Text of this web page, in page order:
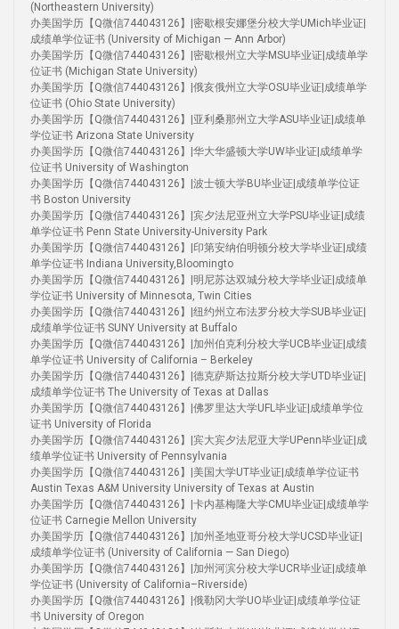
(Northeastern University)
办美国学历【Q微信744043126】|密歇根安娜堡分校大学UMich毕业证|
成绩单学位证书 (University of Michigan — Ann Arbor)
办美国学历【Q微信744043126】|密歇根州立大学MSU毕业证|成绩单学
位证书 (Michigan State University)
办美国学历【Q微信744043126】|俄亥俄州立大学OSU毕业证|成绩单学
位证书 (Ohio State University)
办美国学历【Q微信744043126】|亚利桑那州立大学ASU毕业证|成绩单
学位证书 Arizona State University
办美国学历【Q微信744043126】|华大华盛顿大学UW毕业证|成绩单学
位证书 University of Washington
办美国学历【Q微信744043126】|波士顿大学BU毕业证|成绩单学位证
书 Boston University
办美国学历【Q微信744043126】|宾夕法尼亚州立大学PSU毕业证|成绩
单学位证书 Penn State University-University Park
办美国学历【Q微信744043126】|印第安纳伯明顿分校大学毕业证|成绩
单学位证书 Indiana University,Bloomingto
办美国学历【Q微信744043126】|明尼苏达双城分校大学毕业证|成绩单
学位证书 University of Minnesota, Twin Cities
办美国学历【Q微信744043126】|纽约州立布法罗分校大学SUB毕业证|
成绩单学位证书 SUNY University at Buffalo
办美国学历【Q微信744043126】|加州伯克利分校大学UCB毕业证|成绩
单学位证书 University of California – Berkeley
办美国学历【Q微信744043126】|德克萨斯达拉斯分校大学UTD毕业证|
成绩单学位证书 The University of Texas at Dallas
办美国学历【Q微信744043126】|佛罗里达大学UFL毕业证|成绩单学位
证书 University of Florida
办美国学历【Q微信744043126】|宾大宾夕法尼亚大学UPenn毕业证|成
绩单学位证书 University of Pennsylvania
办美国学历【Q微信744043126】|美国大学UT毕业证|成绩单学位证书
Austin Texas A&M University University of Texas at Austin
办美国学历【Q微信744043126】|卡内基梅隆大学CMU毕业证|成绩单学
位证书 Carnegie Mellon University
办美国学历【Q微信744043126】|加州圣地亚哥分校大学UCSD毕业证|
成绩单学位证书 (University of California — San Diego)
办美国学历【Q微信744043126】|加州河滨分校大学UCR毕业证|成绩单
学位证书 (University of California–Riverside)
办美国学历【Q微信744043126】|俄勒冈大学UO毕业证|成绩单学位证
书 University of Oregon